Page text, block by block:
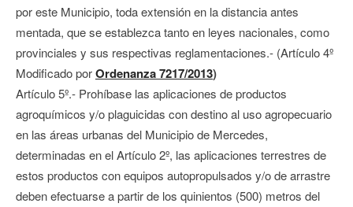
por este Municipio, toda extensión en la distancia antes
mentada, que se establezca tanto en leyes nacionales, como
provinciales y sus respectivas reglamentaciones.- (Artículo 4º
Modificado porOrdenanza 7217/2013)
Artículo 5º.- Prohíbase las aplicaciones de productos
agroquímicos y/o plaguicidas con destino al uso agropecuario
en las áreas urbanas del Municipio de Mercedes,
determinadas en el Artículo 2º, las aplicaciones terrestres de
estos productos con equipos autopropulsados y/o de arrastre
deben efectuarse a partir de los quinientos (500) metros del